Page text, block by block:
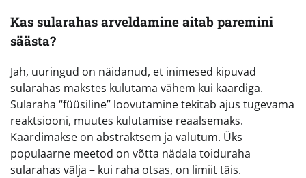
Kas sularahas arveldamine aitab paremini
säästa?
Jah, uuringud on näidanud, et inimesed kipuvad
sularahas makstes kulutama vähem kui kaardiga.
Sularaha “füüsiline” loovutamine tekitab ajus tugevama
reaktsiooni, muutes kulutamise reaalsemaks.
Kaardimakse on abstraktsem ja valutum. Üks
populaarne meetod on võtta nädala toiduraha
sularahas välja – kui raha otsas, on limiit täis.